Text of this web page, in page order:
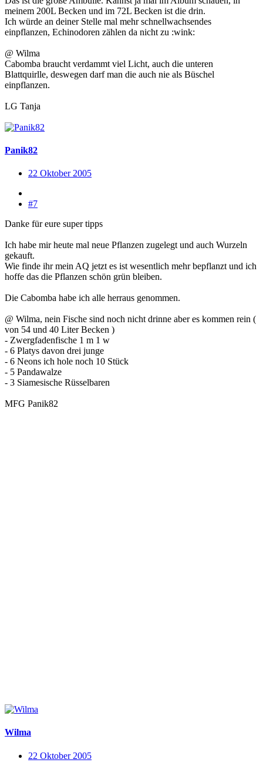
meinem 200L Becken und im 72L Becken ist die drin.
Ich würde an deiner Stelle mal mehr schnellwachsendes
einpflanzen, Echinodoren zählen da nicht zu :wink:
@ Wilma
Cabomba braucht verdammt viel Licht, auch die unteren
Blattquirlle, deswegen darf man die auch nie als Büschel
einpflanzen.
LG Tanja
Panik82
22 Oktober 2005
#7
Danke für eure super tipps
Ich habe mir heute mal neue Pflanzen zugelegt und auch Wurzeln
gekauft.
Wie finde ihr mein AQ jetzt es ist wesentlich mehr bepflanzt und ich
hoffe das die Pflanzen schön grün bleiben.
Die Cabomba habe ich alle herraus genommen.
@ Wilma, nein Fische sind noch nicht drinne aber es kommen rein (
von 54 und 40 Liter Becken )
- Zwergfadenfische 1 m 1 w
- 6 Platys davon drei junge
- 6 Neons ich hole noch 10 Stück
- 5 Pandawalze
- 3 Siamesische Rüsselbaren
MFG Panik82
Wilma
22 Oktober 2005